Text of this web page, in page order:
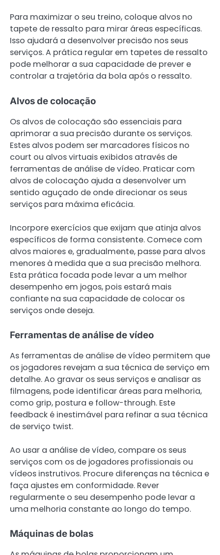
Para maximizar o seu treino, coloque alvos no
tapete de ressalto para mirar áreas específicas.
Isso ajudará a desenvolver precisão nos seus
serviços. A prática regular em tapetes de ressalto
pode melhorar a sua capacidade de prever e
controlar a trajetória da bola após o ressalto.
Alvos de colocação
Os alvos de colocação são essenciais para
aprimorar a sua precisão durante os serviços.
Estes alvos podem ser marcadores físicos no
court ou alvos virtuais exibidos através de
ferramentas de análise de vídeo. Praticar com
alvos de colocação ajuda a desenvolver um
sentido aguçado de onde direcionar os seus
serviços para máxima eficácia.
Incorpore exercícios que exijam que atinja alvos
específicos de forma consistente. Comece com
alvos maiores e, gradualmente, passe para alvos
menores à medida que a sua precisão melhora.
Esta prática focada pode levar a um melhor
desempenho em jogos, pois estará mais
confiante na sua capacidade de colocar os
serviços onde deseja.
Ferramentas de análise de vídeo
As ferramentas de análise de vídeo permitem que
os jogadores revejam a sua técnica de serviço em
detalhe. Ao gravar os seus serviços e analisar as
filmagens, pode identificar áreas para melhoria,
como grip, postura e follow-through. Este
feedback é inestimável para refinar a sua técnica
de serviço twist.
Ao usar a análise de vídeo, compare os seus
serviços com os de jogadores profissionais ou
vídeos instrutivos. Procure diferenças na técnica e
faça ajustes em conformidade. Rever
regularmente o seu desempenho pode levar a
uma melhoria constante ao longo do tempo.
Máquinas de bolas